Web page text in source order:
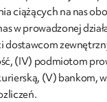
ciążących na nas
w prowadzonej
dostawcom
(IV) podmiotom
(V) bankom,